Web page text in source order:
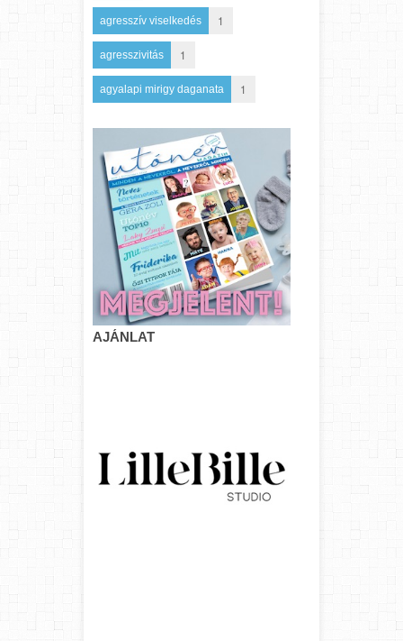
agresszív viselkedés 1
agresszivitás 1
agyalapi mirigy daganata 1
AJÁNLAT